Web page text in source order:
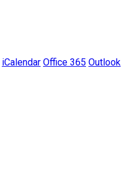
iCalendar Office 365 Outlook